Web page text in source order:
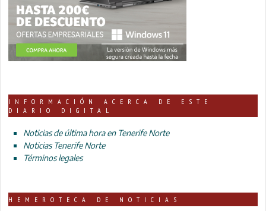
INFORMACIÓN ACERCA DE ESTE
DIARIO DIGITAL
Noticias de última hora en Tenerife Norte
Noticias Tenerife Norte
Términos legales
HEMEROTECA DE NOTICIAS